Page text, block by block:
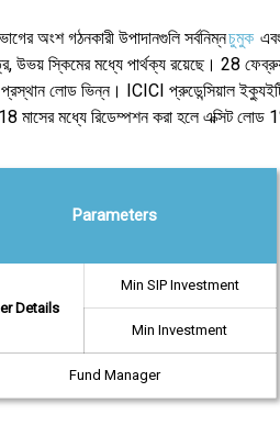
অংশ গঠনকারী উপাদানগুলি সর্বনিম্নচুমুক
স্কিমের মধ্যে পার্থক্য রয়েছে। 28
লোড ভিন্ন। ICICI প্রুডেন্সিয়াল
মাসের মধ্যে রিডেম্পশন করা হলে এক্সিট
Parameters
Details
Min SIP Investment
Min Investment
Fund Manager